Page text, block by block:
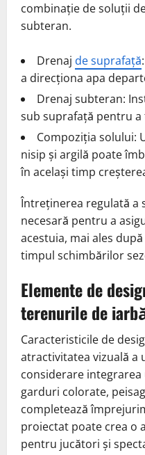
combinație de soluții
subteran.
Drenaj de suprafață
a direcționa apa
Drenaj subteran:
sub suprafață pentru
Compoziția solului:
nisip și argilă poate
în același timp
Întreținerea regulată a
necesară pentru a
acestuia, mai ales
timpul schimbărilor
Elemente de
terenurile de
Caracteristicile de
atractivitatea vizuală a
considerare
garduri colorate,
completează
proiectat poate crea o
pentru jucători și